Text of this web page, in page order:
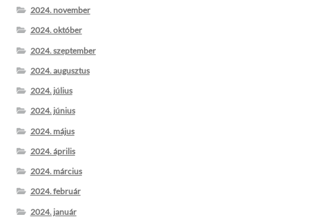
2024. november
2024. október
2024. szeptember
2024. augusztus
2024. július
2024. június
2024. május
2024. április
2024. március
2024. február
2024. január